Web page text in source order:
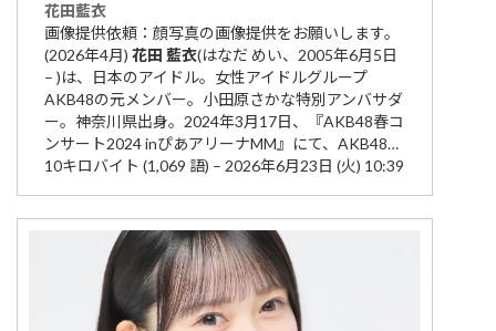
花田藍衣
画像提供依頼：顔写真の画像提供をお願いします。
(2026年4月) 花田 藍衣(はなだ めい、2005年6月5日
– )は、日本のアイドル。女性アイドルグループ
AKB48の元メンバー。小田原さかな特別アンバサダ
ー。神奈川県出身。2024年3月17日、『AKB48春コ
ンサート2024 inぴあアリーナMM』にて、AKB48…
10キロバイト (1,069 語) – 2026年6月23日 (火) 10:39